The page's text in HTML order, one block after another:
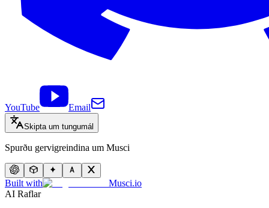
YouTube Email
Skipta um tungumál
Spurðu gervigreindina um Musci
Built with
Musci.io
AI Raflar